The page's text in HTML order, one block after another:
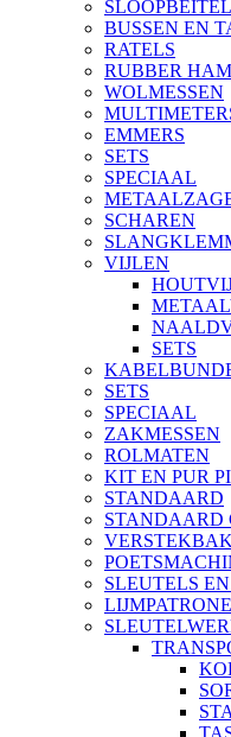
BUSSEN EN
RATELS
RUBBER
WOLMESSEN
EMMERS
SETS
SPECIAAL
SCHAREN
VIJLEN
SETS
SETS
SPECIAAL
ZAKMESSEN
ROLMATEN
KIT EN PUR
STANDAARD
STANDAARD
SLEUTELS